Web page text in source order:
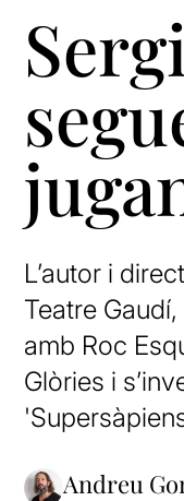
L’autor i
Teatre
amb Roc
Glòries i
Andreu